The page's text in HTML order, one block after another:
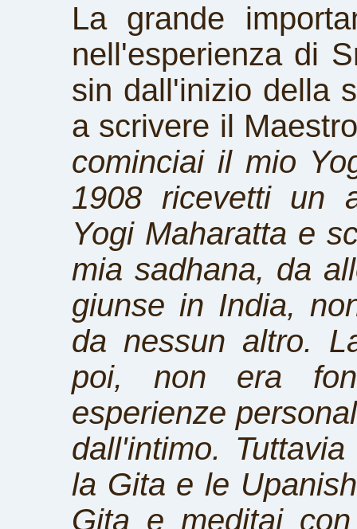
La grande
nell'esperienza di
sin dall'inizio della
a scrivere il
cominciai il mio
1908 ricevetti un
Yogi Maharatta e
mia sadhana, da
giunse in India,
da nessun altro.
poi, non era
esperienze
dall'intimo.
la Gita e le
Gita e meditai